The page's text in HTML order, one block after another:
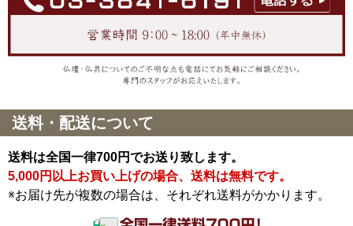
送料・配送について
送料は全国一律700円でお送り致します。
5,000円以上お買い上げの場合、送料は無料です。
※お届け先が複数の場合は、それぞれ送料がかかります。